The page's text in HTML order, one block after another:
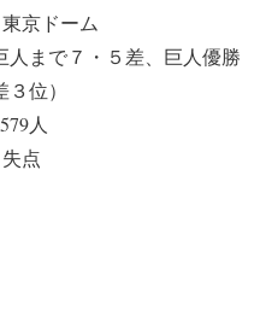
京ドーム
人まで７・５差、巨人優勝
位）
人
点